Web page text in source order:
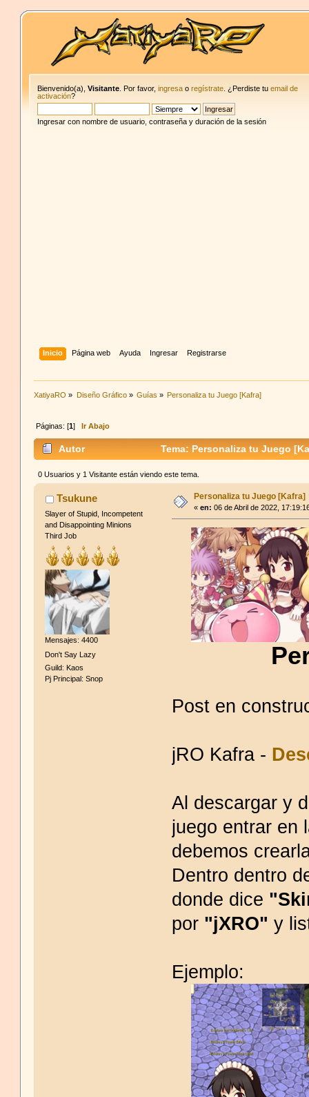
Bienvenido(a),Visitante . Por favor,ingresa oregístrate . ¿Perdiste tuemail de
activación?
Ingresar con nombre de usuario, contraseña y duración de la sesión
Inicio Página web Ayuda Ingresar Registrarse
XatiyaRO » Diseño Gráfico» Guías » Personaliza tu Juego [Kafra]
Páginas: [1] Ir Abajo
Autor Tema: Personaliza tu Juego
0 Usuarios y 1 Visitante están viendo este tema.
Tsukune
Slayer of Stupid, Incompetent
and Disappointing Minions
Third Job
Mensajes: 4400
Don't Say Lazy
Guild: Kaos
Pj Principal: Snop
Personaliza tu Juego [Kafra]
«en: 06 de Abril de 2022,
Post en
jRO Kafra -
Al descargar y
juego entrar en
debemos
Dentro dentro
donde dice
por "jXRO" y
Ejemplo: